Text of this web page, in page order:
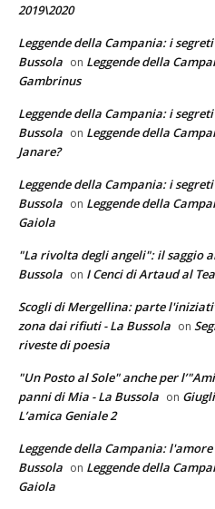
2019\2020
Leggende della Campania: i
Bussola on Leggende della
Gambrinus
Leggende della Campania: i
Bussola on Leggende della
Janare?
Leggende della Campania: i
Bussola on Leggende della
Gaiola
"La rivolta degli angeli": il saggio
Bussola on I Cenci di Artaud al
Scogli di Mergellina: parte
zona dai rifiuti - La Bussola on
riveste di poesia
"Un Posto al Sole" anche per
panni di Mia - La Bussola on
L’amica Geniale 2
Leggende della Campania:
Bussola on Leggende della
Gaiola